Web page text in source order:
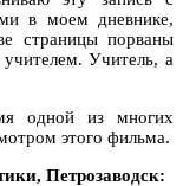
в моем дневнике,
страницы порваны
Учитель, а
одной из многих
этого фильма.
Петрозаводск: